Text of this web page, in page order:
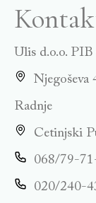
Ulis d.o.o.
Njegoševa
Radnje
Cetinjski
068/79-
020/240-